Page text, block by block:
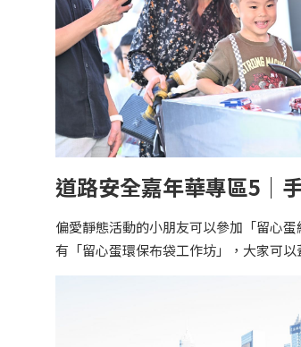
道路安全嘉年華專區5｜
偏愛靜態活動的小朋友可以參加「留心
有「留心蛋環保布袋工作坊」，大家可